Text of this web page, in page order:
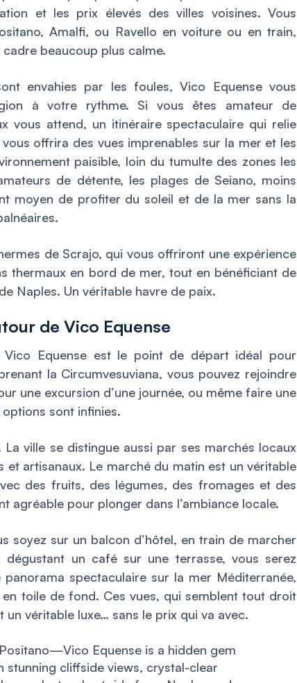
et les prix élevés des villes voisines. Vous
Amalfi, ou Ravello en voiture ou en train,
beaucoup plus calme.
envahies par les foules, Vico Equense vous
à votre rythme. Si vous êtes amateur de
vous attend, un itinéraire spectaculaire qui relie
offrira des vues imprenables sur la mer et les
paisible, loin du tumulte des zones les
de détente, les plages de Seiano, moins
moyen de profiter du soleil et de la mer sans la
de Scrajo, qui vous offriront une expérience
thermaux en bord de mer, tout en bénéficiant de
Naples. Un véritable havre de paix.
de Vico Equense
Vico Equense est le point de départ idéal pour
la Circumvesuviana, vous pouvez rejoindre
une excursion d’une journée, ou même faire une
sont infinies.
La ville se distingue aussi par ses marchés locaux
et artisanaux. Le marché du matin est un véritable
des fruits, des légumes, des fromages et des
agréable pour plonger dans l’ambiance locale.
soyez sur un balcon d’hôtel, en train de marcher
un café sur une terrasse, vous serez
spectaculaire sur la mer Méditerranée,
toile de fond. Ces vues, qui semblent tout droit
un véritable luxe… sans le prix qui va avec.
Equense is a hidden gem
stunning cliffside views, crystal-clear